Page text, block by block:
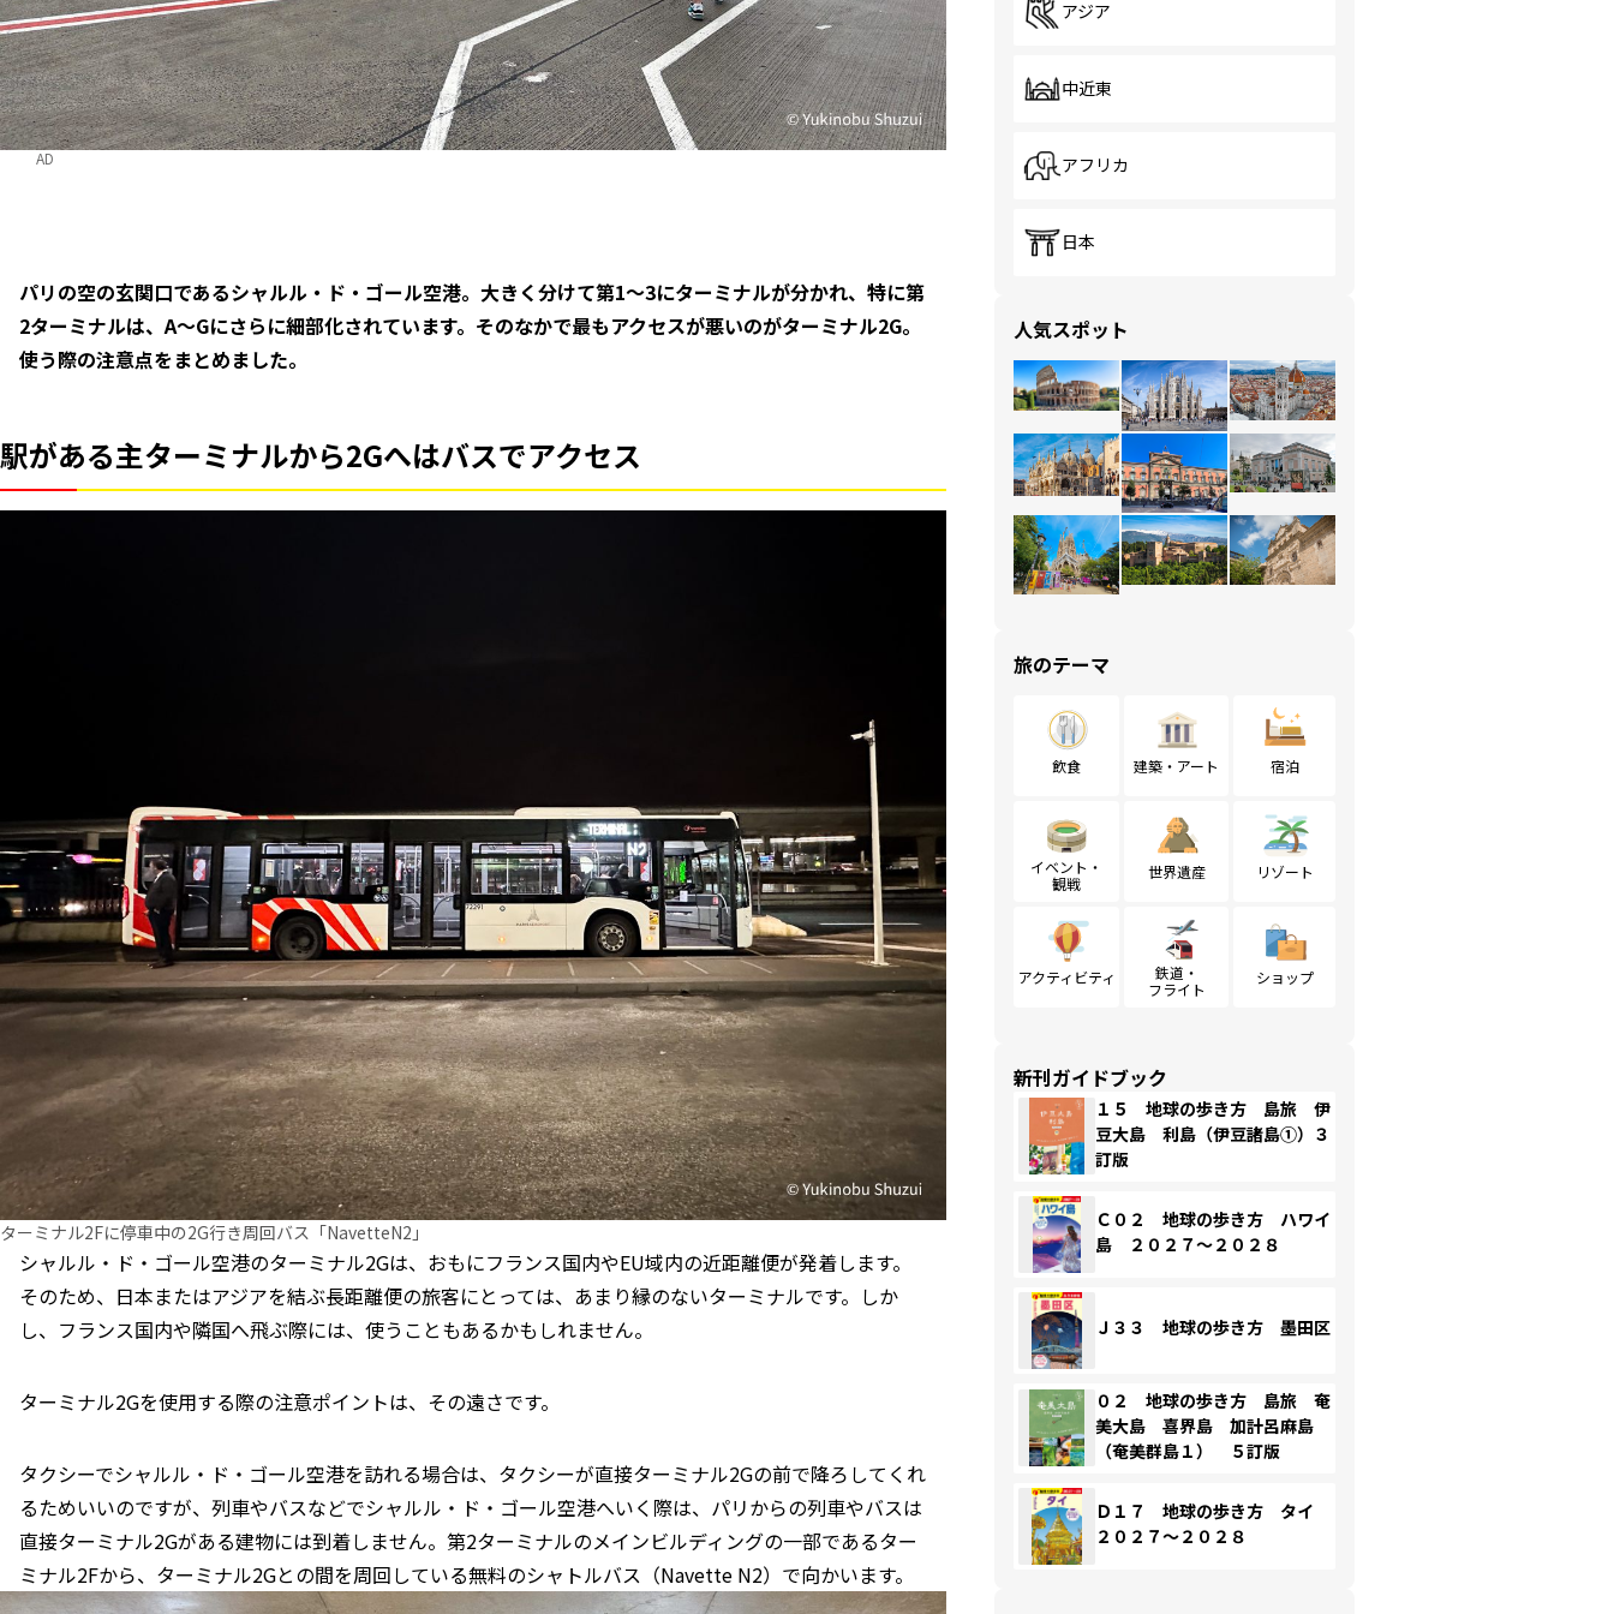
AD
パリの空の玄関口であるシャルル・ド・ゴール空港。大きく分けて第1〜3にターミナルが分かれ、特に第
2ターミナルは、A〜Gにさらに細部化されています。そのなかで最もアクセスが悪いのがターミナル2G。
使う際の注意点をまとめました。
駅がある主ターミナルから2Gへはバスでアクセス
ターミナル2Fに停車中の2G行き周回バス「NavetteN2」
シャルル・ド・ゴール空港のターミナル2Gは、おもにフランス国内やEU域内の近距離便が発着します。
そのため、日本またはアジアを結ぶ長距離便の旅客にとっては、あまり縁のないターミナルです。しか
し、フランス国内や隣国へ飛ぶ際には、使うこともあるかもしれません。
ターミナル2Gを使用する際の注意ポイントは、その遠さです。
タクシーでシャルル・ド・ゴール空港を訪れる場合は、タクシーが直接ターミナル2Gの前で降ろしてくれ
るためいいのですが、列車やバスなどでシャルル・ド・ゴール空港へいく際は、パリからの列車やバスは
直接ターミナル2Gがある建物には到着しません。第2ターミナルのメインビルディングの一部であるター
ミナル2Fから、ターミナル2Gとの間を周回している無料のシャトルバス（Navette N2）で向かいます。
アジア
中近東
アフリカ
日本
人気スポット
旅のテーマ
飲食 建築・アート 宿泊
イベント・
観戦
世界遺産 リゾート
アクティビティ
鉄道・
フライト
ショップ
新刊ガイドブック
１５ 地球の歩き方 島旅 伊
豆大島 利島（伊豆諸島①）３
訂版
Ｃ０２ 地球の歩き方 ハワイ
島 ２０２７～２０２８
Ｊ３３ 地球の歩き方 墨田区
０２ 地球の歩き方 島旅 奄
美大島 喜界島 加計呂麻島
（奄美群島１） ５訂版
Ｄ１７ 地球の歩き方 タイ
２０２７～２０２８